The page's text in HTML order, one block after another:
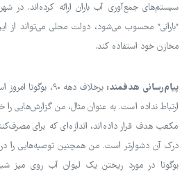
سیستم‌های جمع‌آوری آب باران ارائه کرده‌اند. در
"بارانی" محسوب می‌شود، دولت محلی می‌تواند از
مخازن خود استفاده کند.
پیام‌رسانی هدفمند:
برخلاف دهه 90،
ارتباط نداده است. به عنوان مثال، من گزارش‌هایی
مکعب هدف قرار داده‌اند، اندازه‌ای که برای
درک آن دشوارتر است. من همچنین توصیه‌هایی
بوگوتا در مورد ریختن یک لیوان آب روی میز